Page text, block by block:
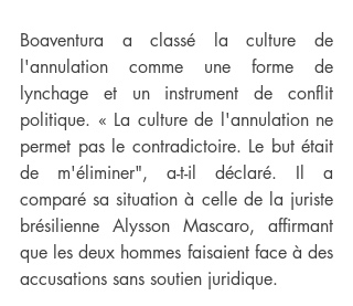
Boaventura a classé la culture de
l'annulation comme une forme de
lynchage et un instrument de conflit
politique. « La culture de l'annulation ne
permet pas le contradictoire. Le but était
de m'éliminer", a-t-il déclaré. Il a
comparé sa situation à celle de la juriste
brésilienne Alysson Mascaro, affirmant
que les deux hommes faisaient face à des
accusations sans soutien juridique.